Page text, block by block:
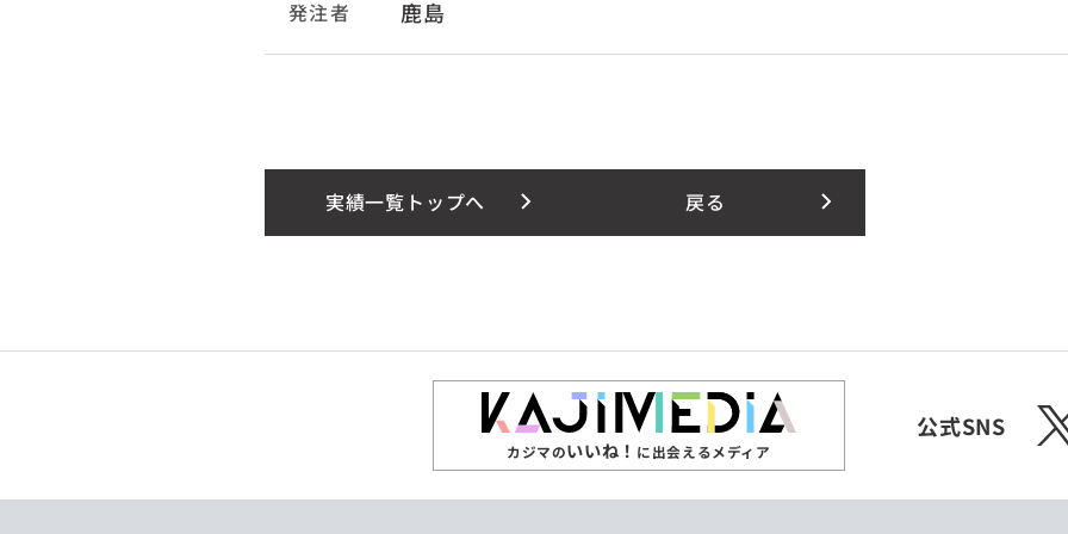
発注者 鹿島
実績一覧トップへ 戻る
カジマのいいね！ に出会えるメディア
公式SNS X